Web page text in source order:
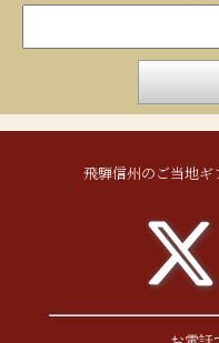
飛騨信州のご当地ギ